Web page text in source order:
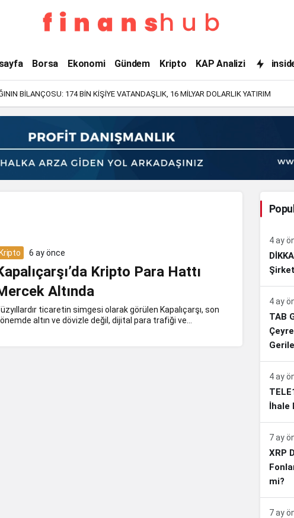
PARA
AKLAMA
Haberleri
Borsa Ekonomi Gündem Kripto KAP Analizi
BİLANÇOSU: 174 BİN KİŞİYE VATANDAŞLIK, 16 MİLYAR DOLARLIK YATIRIM
6 ay önce
Kripto Para Hattı
Altında
ticaretin simgesi olarak görülen Kapalıçarşı, son
altın ve dövizle değil, dijital para trafiği ve...
4 ay
4 ay
TAB
4 ay
İhale
7 ay
XRP
mi?
7 ay